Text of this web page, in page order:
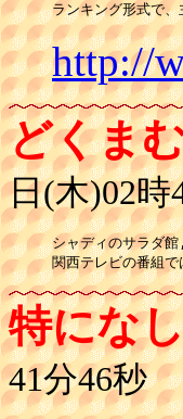
ランキング形式で
http://
どくま
日(木)02時
シャディのサラダ
特にな
41分46秒